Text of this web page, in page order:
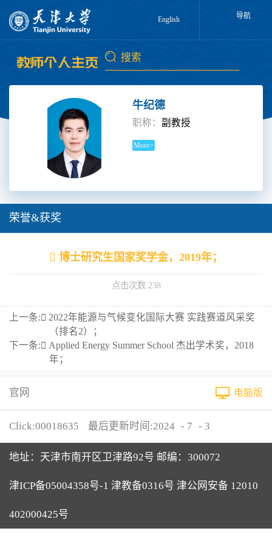
English 导航
牛纪德
职称： 副教授
More>
荣誉&获奖
 博士研究生国家奖学金，2019年；
点击次数:238
上一条: 2022年能源与气候变化国际大赛 实践赛道风采奖
（排名2）；
下一条: Applied Energy Summer School 杰出学术奖，2018
年；
官网 电脑版
Click:00018635 最后更新时间:2024 - 7 - 3
地址：天津市南开区卫津路92号 邮编：300072
津ICP备05004358号-1 津教备0316号 津公网安备 12010
402000425号